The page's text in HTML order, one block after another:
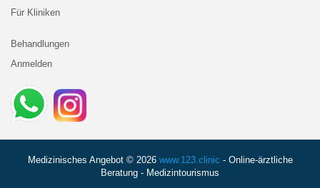
Für Kliniken
Behandlungen
Anmelden
Medizinisches Angebot © 2026 www.123.clinic - Online-ärztliche
Beratung - Medizintourismus